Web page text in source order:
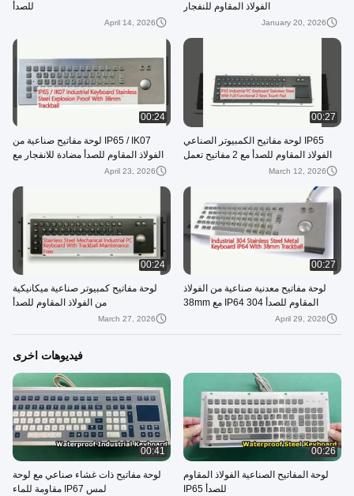
الفولاذ المقاوم للنفجار
January 20, 2026
للصدأ
April 14, 2026
00:27
IP65 لوحة مفاتيح الكمبيوتر الصناعي
الفولاذ المقاوم للصدأ مع 2 مفاتيح تعمل
بشكل كامل لوحة لمسMarch 12, 2026
00:24
IP65 / IK07 لوحة مفاتيح صناعية من
الفولاذ المقاوم للصدأ مضادة للانفجار مع
April 23, 2026
00:27
لوحة مفاتيح معدنية صناعية من الفولاذ
المقاوم للصدأ 304 IP64 مع 38mm
April 29, 2026
00:24
لوحة مفاتيح كمبيوتر صناعية ميكانيكية
من الفولاذ المقاوم للصدأ
March 27, 2026
فيديوهات اخرى
00:26
لوحة المفاتيح الصناعية الفولاذ المقاوم
للصدأ IP65
00:41
لوحة مفاتيح ذات غشاء صناعي مع لوحة
لمس IP67 مقاومة للماء